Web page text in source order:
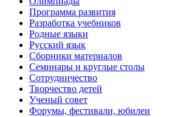
Программа развития
Разработка учебников
Родные языки
Русский язык
Сборники материалов
Семинары и круглые столы
Сотрудничество
Творчество детей
Ученый совет
Форумы, фестивали, юбилеи